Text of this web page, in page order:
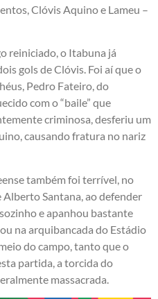
Clóvis Aquino e Lameu –
reiniciado, o Itabuna já
gols de Clóvis. Foi aí que o
Pedro Fateiro, do
com o “baile” que
criminosa, desferiu um
causando fratura no nariz
também foi terrível, no
Santana, ao defender
e apanhou bastante
na arquibancada do Estádio
do campo, tanto que o
partida, a torcida do
massacrada.